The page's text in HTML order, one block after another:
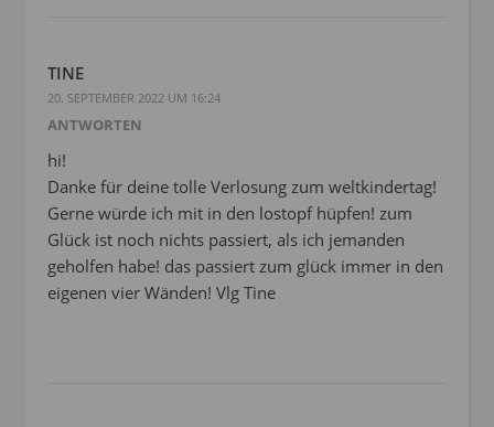
TINE
20. SEPTEMBER 2022 UM 16:24
ANTWORTEN
hi!
Danke für deine tolle Verlosung zum weltkindertag!
Gerne würde ich mit in den lostopf hüpfen! zum
Glück ist noch nichts passiert, als ich jemanden
geholfen habe! das passiert zum glück immer in den
eigenen vier Wänden! Vlg Tine